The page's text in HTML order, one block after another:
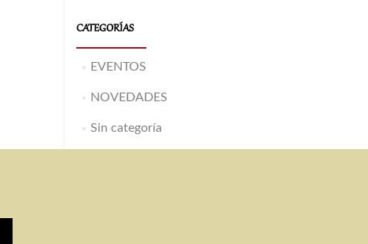
CATEGORÍAS
EVENTOS
NOVEDADES
Sin categoría